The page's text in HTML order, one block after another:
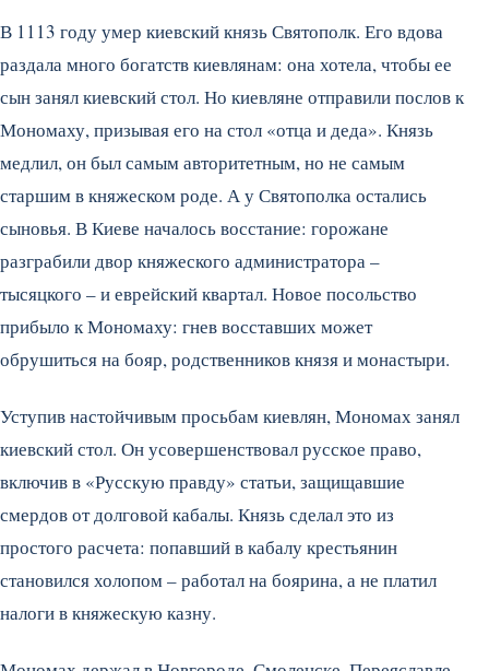
В 1113 году умер киевский князь Святополк. Его вдова
раздала много богатств киевлянам: она хотела, чтобы ее
сын занял киевский стол. Но киевляне отправили послов к
Мономаху, призывая его на стол «отца и деда». Князь
медлил, он был самым авторитетным, но не самым
старшим в княжеском роде. А у Святополка остались
сыновья. В Киеве началось восстание: горожане
разграбили двор княжеского администратора –
тысяцкого – и еврейский квартал. Новое посольство
прибыло к Мономаху: гнев восставших может
обрушиться на бояр, родственников князя и монастыри.
Уступив настойчивым просьбам киевлян, Мономах занял
киевский стол. Он усовершенствовал русское право,
включив в «Русскую правду» статьи, защищавшие
смердов от долговой кабалы. Князь сделал это из
простого расчета: попавший в кабалу крестьянин
становился холопом – работал на боярина, а не платил
налоги в княжескую казну.